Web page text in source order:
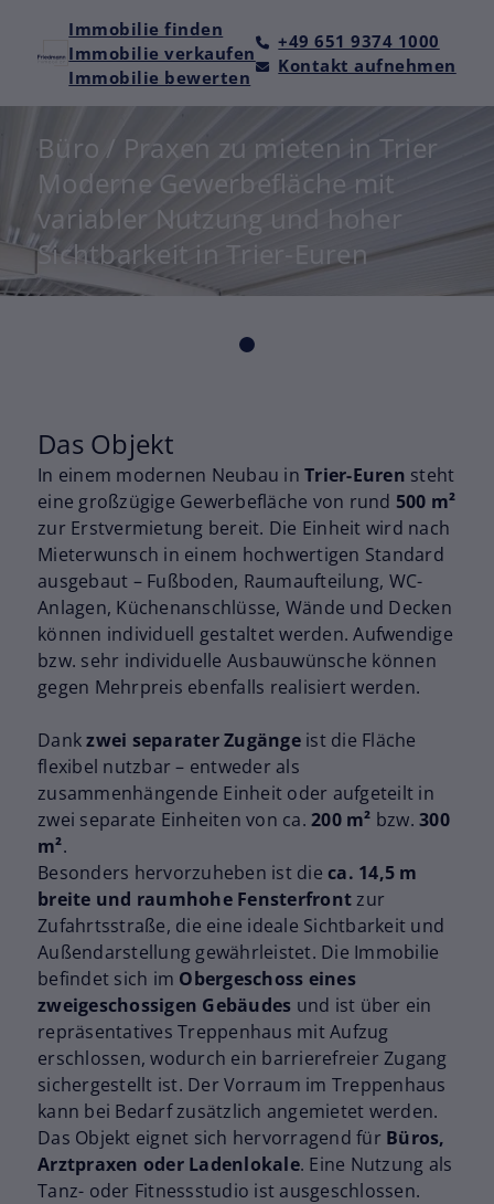
Immobilie finden
Immobilie verkaufen
Immobilie bewerten
+49 651 9374 1000
Kontakt aufnehmen
Büro / Praxen zu mieten in Trier
Moderne Gewerbefläche mit
variabler Nutzung und hoher
Sichtbarkeit in Trier-Euren
Das Objekt
In einem modernen Neubau inTrier-Euren steht
eine großzügige Gewerbefläche von rund 500 m²
zur Erstvermietung bereit. Die Einheit wird nach
Mieterwunsch in einem hochwertigen Standard
ausgebaut – Fußboden, Raumaufteilung, WC-
Anlagen, Küchenanschlüsse, Wände und Decken
können individuell gestaltet werden. Aufwendige
bzw. sehr individuelle Ausbauwünsche können
gegen Mehrpreis ebenfalls realisiert werden.
Dankzwei separater Zugängeist die Fläche
flexibel nutzbar – entweder als
zusammenhängende Einheit oder aufgeteilt in
zwei separate Einheiten von ca.200 m² bzw.300
m².
Besonders hervorzuheben ist dieca. 14,5 m
breite und raumhohe Fensterfrontzur
Zufahrtsstraße, die eine ideale Sichtbarkeit und
Außendarstellung gewährleistet. Die Immobilie
befindet sich im Obergeschoss eines
zweigeschossigen Gebäudes und ist über ein
repräsentatives Treppenhaus mit Aufzug
erschlossen, wodurch ein barrierefreier Zugang
sichergestellt ist. Der Vorraum im Treppenhaus
kann bei Bedarf zusätzlich angemietet werden.
Das Objekt eignet sich hervorragend für Büros,
Arztpraxen oder Ladenlokale. Eine Nutzung als
Tanz- oder Fitnessstudio ist ausgeschlossen.